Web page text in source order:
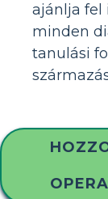
ajánlja fel
minden
tanulási